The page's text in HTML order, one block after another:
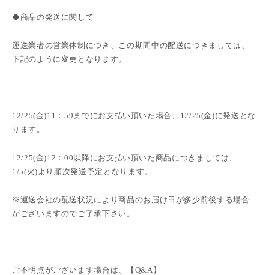
◆商品の発送に関して
運送業者の営業体制につき、この期間中の配送につきましては、
下記のように変更となります。
12/25(金)11 ：59 までにお支払い頂いた場合、 12/25(金)に発送とな
ります。
12/25(金)12 ：00 以降にお支払い頂いた商品につきましては、
1/5(火)より順次発送予定となります。
※運送会社の配送状況により商品のお届け日が多少前後する場合
がございますのでご了承下さい。
ご不明点がございます場合は、【 Q&A 】